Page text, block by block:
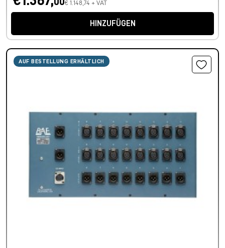
€ 1.148,74 + VAT
HINZUFÜGEN
AUF BESTELLUNG ERHÄLTLICH